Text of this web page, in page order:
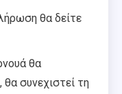
θα δείτε
θα
συνεχιστεί τη